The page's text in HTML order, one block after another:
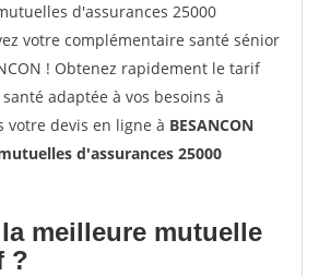
d'assurances 25000
votre complémentaire santé sénior
! Obtenez rapidement le tarif
adaptée à vos besoins à
votre devis en ligne à BESANCON
d'assurances 25000
meilleure mutuelle
?